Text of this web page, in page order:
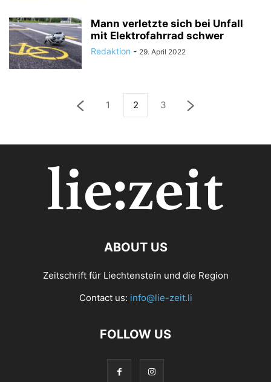
Mann verletzte sich bei Unfall
mit Elektrofahrrad schwer
Redaktion - 29. April 2022
1 2 3
ABOUT US
Zeitschrift für Liechtenstein und die Region
Contact us: info@lie-zeit.li
FOLLOW US